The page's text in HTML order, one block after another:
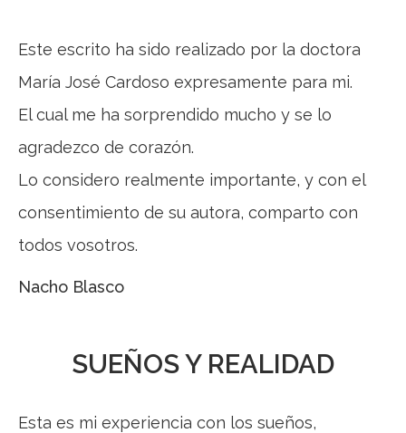
Este escrito ha sido realizado por la doctora
María José Cardoso expresamente para mi.
El cual me ha sorprendido mucho y se lo
agradezco de corazón.
Lo considero realmente importante, y con el
consentimiento de su autora, comparto con
todos vosotros.
Nacho Blasco
SUEÑOS Y REALIDAD
Esta es mi experiencia con los sueños,